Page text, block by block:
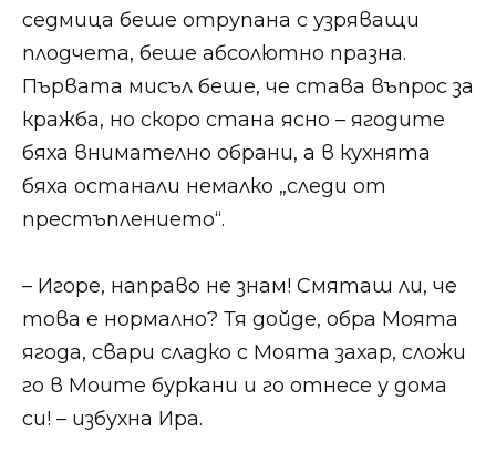
седмица беше отрупана с узряващи
плодчета, беше абсолютно празна.
Първата мисъл беше, че става въпрос за
кражба, но скоро стана ясно – ягодите
бяха внимателно обрани, а в кухнята
бяха останали немалко „следи от
престъплението“.​​
​​– Игоре, направо не знам! Смяташ ли, че
това е нормално? Тя дойде, обра Моята
ягода, свари сладко с Моята захар, сложи
го в Моите буркани и го отнесе у дома
си! – избухна Ира.​​